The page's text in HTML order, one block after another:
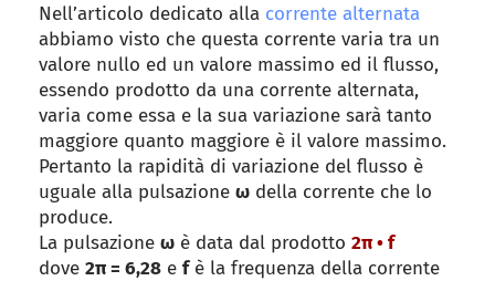
Nell’articolo dedicato alla corrente alternata
abbiamo visto che questa corrente varia tra un
valore nullo ed un valore massimo ed il flusso,
essendo prodotto da una corrente alternata,
varia come essa e la sua variazione sarà tanto
maggiore quanto maggiore è il valore massimo.
Pertanto la rapidità di variazione del flusso è
uguale alla pulsazione ω della corrente che lo
produce.
La pulsazione ω è data dal prodotto 2π • f
dove 2π = 6,28 e fè la frequenza della corrente